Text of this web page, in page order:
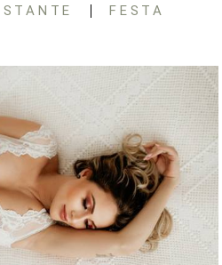
FESTA